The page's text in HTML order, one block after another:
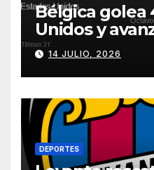
Bélgica golea
Unidos y
Mundial 2026
14 JULIO, 2026
DEPORTES